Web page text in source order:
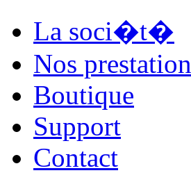
La soci�t�
Nos
Boutique
Support
Contact